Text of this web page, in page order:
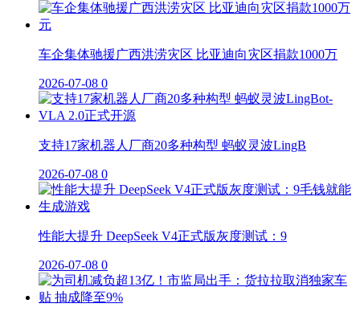
车企集体驰援广西洪涝灾区 比亚迪向灾区捐款1000万
2026-07-08 0
支持17家机器人厂商20多种构型 蚂蚁灵波LingB
2026-07-08 0
性能大提升 DeepSeek V4正式版灰度测试：9
2026-07-08 0